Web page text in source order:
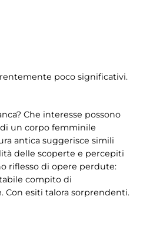
poco significativi.
Che interesse possono
un corpo femminile
antica suggerisce simili
delle scoperte e percepiti
riflesso di opere perdute:
compito di
Con esiti talora sorprendenti.